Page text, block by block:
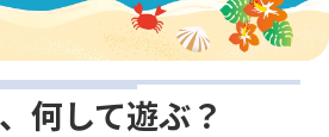
何して遊ぶ？